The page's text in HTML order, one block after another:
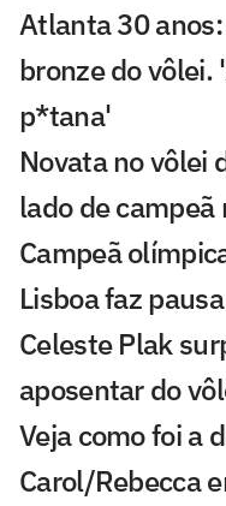
Atlanta 30
bronze do vôlei.
p*tana'
Novata no vôlei
lado de
Campeã
Lisboa faz
Celeste Plak
aposentar do
Veja como foi a
Carol/Rebecca